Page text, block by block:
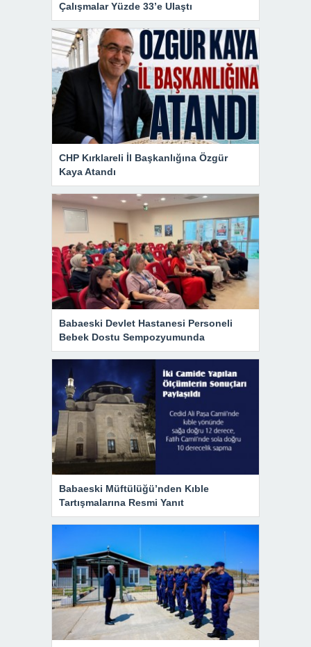
Çalışmalar Yüzde 33’e Ulaştı
CHP Kırklareli İl Başkanlığına Özgür
Kaya Atandı
Babaeski Devlet Hastanesi Personeli
Bebek Dostu Sempozyumunda
Babaeski Müftülüğü’nden Kıble
Tartışmalarına Resmi Yanıt